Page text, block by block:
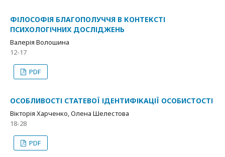
ФІЛОСОФІЯ БЛАГОПОЛУЧЧЯ В КОНТЕКСТІ
ПСИХОЛОГІЧНИХ ДОСЛІДЖЕНЬ
Валерія Волошина
12-17
PDF
ОСОБЛИВОСТІ СТАТЕВОЇ ІДЕНТИФІКАЦІЇ ОСОБИСТОСТІ
Вікторія Харченко, Олена Шелестова
18-28
PDF